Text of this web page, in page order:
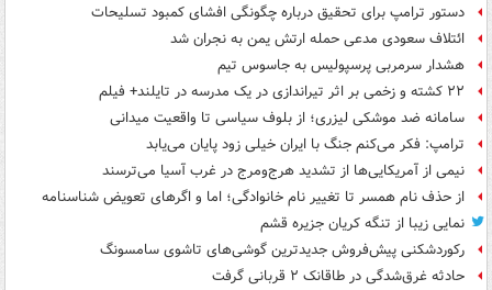
دستور ترامپ برای تحقیق درباره چگونگی افشای کمبود تسلیحات
ائتلاف سعودی مدعی حمله ارتش یمن به نجران شد
هشدار سرمربی پرسپولیس به جاسوس تیم
۲۲ کشته و زخمی بر اثر تیراندازی در یک مدرسه در تایلند+ فیلم
سامانه ضد موشکی لیزری؛ از بلوف سیاسی تا واقعیت میدانی
ترامپ: فکر می‌کنم جنگ با ایران خیلی زود پایان می‌یابد
نیمی از آمریکایی‌ها از تشدید هرج‌ومرج در غرب آسیا می‌ترسند
از حذف نام همسر تا تغییر نام خانوادگی؛ اما و اگرهای تعویض شناسنامه
نمایی زیبا از تنگه کریان جزیره قشم
رکوردشکنی پیش‌فروش جدیدترین گوشی‌های تاشوی سامسونگ
حادثه غرق‌شدگی در طاقانک ۲ قربانی گرفت